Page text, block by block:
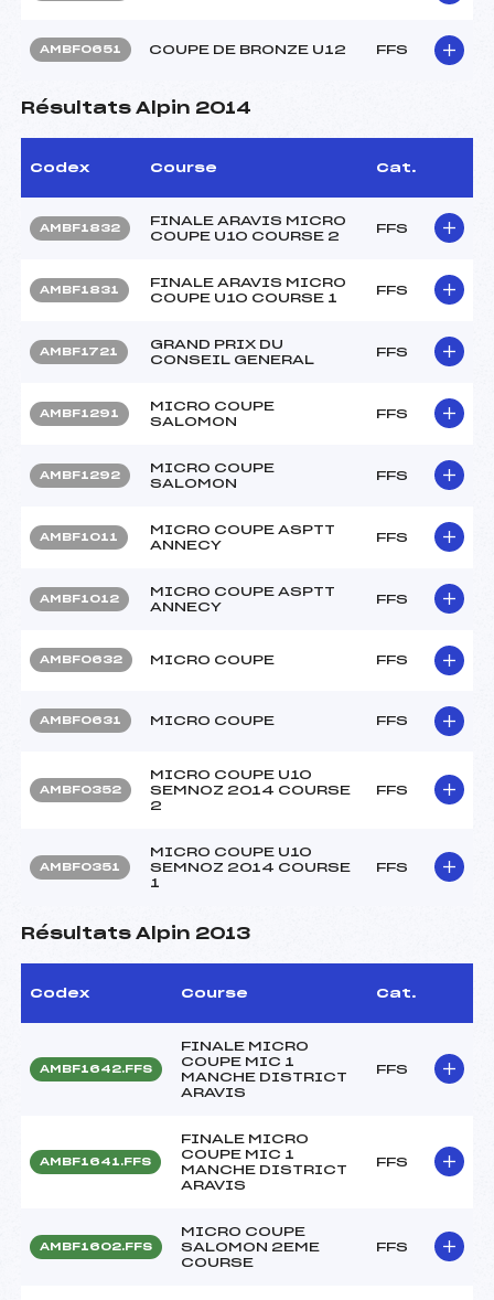
AMBF0651 COUPE DE BRONZE U12 FFS
Résultats Alpin 2014
Codex Course Cat.
AMBF1832
FINALE ARAVIS MICRO
COUPE U10 COURSE 2
FFS
AMBF1831
FINALE ARAVIS MICRO
COUPE U10 COURSE 1
FFS
AMBF1721
GRAND PRIX DU
CONSEIL GENERAL
FFS
AMBF1291
MICRO COUPE
SALOMON
FFS
AMBF1292
MICRO COUPE
SALOMON
FFS
AMBF1011
MICRO COUPE ASPTT
ANNECY
FFS
AMBF1012
MICRO COUPE ASPTT
ANNECY
FFS
AMBF0632 MICRO COUPE FFS
AMBF0631 MICRO COUPE FFS
AMBF0352
MICRO COUPE U10
SEMNOZ 2014 COURSE
2
FFS
AMBF0351
MICRO COUPE U10
SEMNOZ 2014 COURSE
1
FFS
Résultats Alpin 2013
Codex Course Cat.
AMBF1642.FFS
FINALE MICRO
COUPE MIC 1
MANCHE DISTRICT
ARAVIS
FFS
AMBF1641.FFS
FINALE MICRO
COUPE MIC 1
MANCHE DISTRICT
ARAVIS
FFS
AMBF1602.FFS
MICRO COUPE
SALOMON 2EME
COURSE
FFS